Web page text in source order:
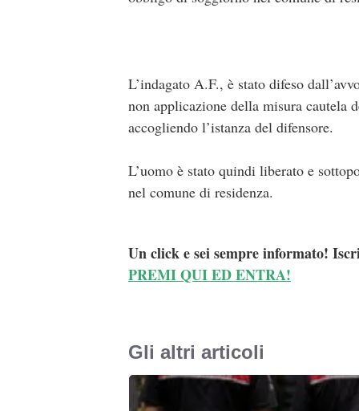
L’indagato A.F., è stato difeso
non applicazione della misura
accogliendo l’istanza del difensore.
L’uomo è stato quindi liberato e
nel comune di residenza.
Un click e sei sempre informato!
PREMI QUI ED ENTRA!
Gli altri articoli